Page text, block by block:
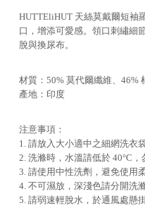
HUTTEliHUT 天絲莫戴爾短袖
口，增添可愛感。領口刺繡細
脫與換尿布。
材質：50% 莫代爾纖維、46%
產地：印度
注意事項：
1. 請放入大小適中之細網洗衣
2. 洗滌時，水溫請低於 40°C，
3. 請使用中性洗劑，避免使用
4. 不可濕放，深淺色請分開洗
5. 請弱速輕脫水，於通風處懸